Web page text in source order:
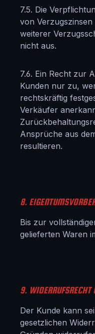
7.5. Die
von Verzugszinsen
weiterer
nicht aus.
7.6. Ein Recht zur
Kunden nur zu,
rechtskräftig
Verkäufer
Ansprüche aus
resultieren.
8.
Bis zur
gelieferten Waren
9.
Der Kunde kann
gesetzlichen